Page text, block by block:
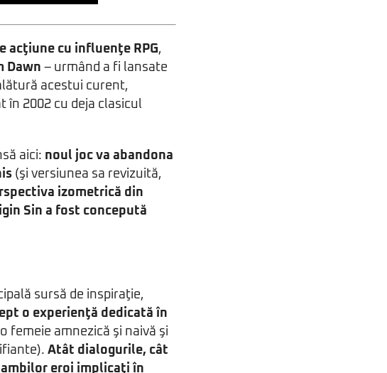
acţiune cu influenţe RPG,
Dawn – urmând a fi lansate
acestui curent,
în 2002 cu deja clasicul
aici: noul joc va abandona
(şi versiunea sa revizuită,
izometrică din
Sin a fost concepută
sursă de inspiraţie,
o experienţă dedicată în
femeie amnezică şi naivă şi
Atât dialogurile, cât
eroi implicaţi în